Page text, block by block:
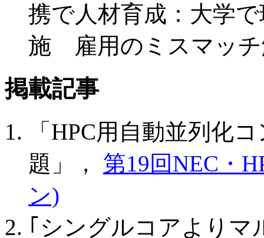
携で人材育成：大学
施 雇用のミスマッチ
掲載記事
「HPC用自動並列化
題」， 第19回NEC・
ン)
｢シングルコアよりマ